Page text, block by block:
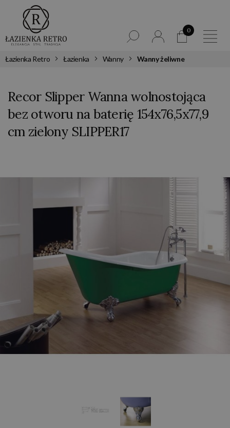
0
Łazienka Retro Łazienka Wanny Wanny żeliwne
Recor Slipper Wanna wolnostojąca
bez otworu na baterię 154x76,5x77,9
cm zielony SLIPPER17